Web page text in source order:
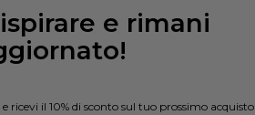
e rimani
ricevi il 10% di sconto sul tuo prossimo acquisto